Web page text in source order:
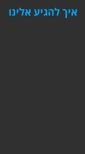
איך להגיע אלינו